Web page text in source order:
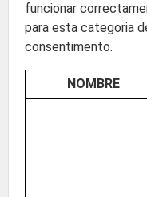
funcionar
para esta categoria
consentimento.
NOMBRE